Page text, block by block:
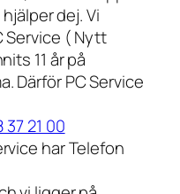
dej. Vi
Service ( Nytt
11 år på
Därför PC Service
21 00
har Telefon